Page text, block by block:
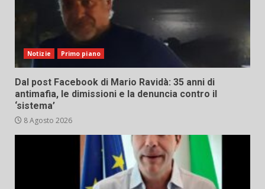
Notizie Primo piano
Dal post Facebook di Mario Ravidà: 35 anni di
antimafia, le dimissioni e la denuncia contro il
‘sistema’
8 Agosto 2026